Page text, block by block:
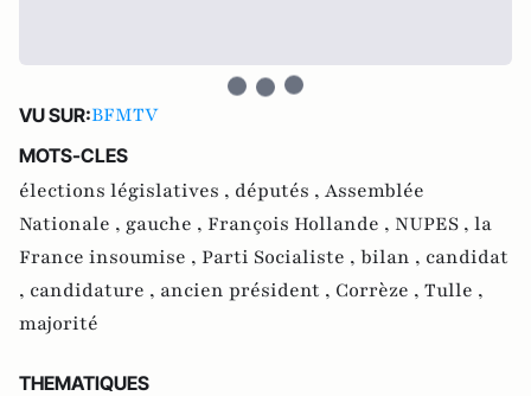
VU SUR:BFMTV
MOTS-CLES
élections législatives , députés , Assemblée
Nationale , gauche , François Hollande , NUPES , la
France insoumise , Parti Socialiste , bilan , candidat
, candidature , ancien président , Corrèze , Tulle ,
majorité
THEMATIQUES